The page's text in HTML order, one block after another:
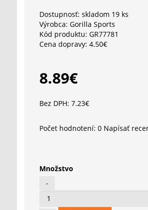
Dostupnosť: skladom 19 ks
Výrobca: Gorilla Sports
Kód produktu: GR77781
Cena dopravy: 4.50€
8.89€
Bez DPH: 7.23€
Počet hodnotení: 0 Napísať
Množstvo